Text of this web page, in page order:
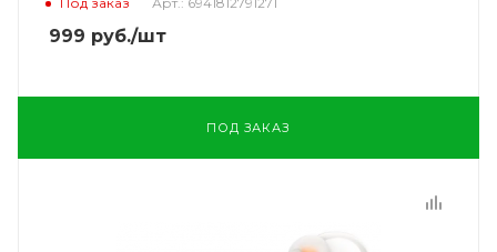
999 руб./шт
ПОД ЗАКАЗ